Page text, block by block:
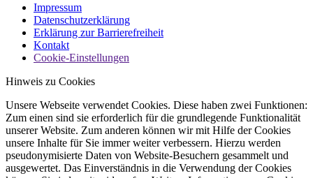
Impressum
Datenschutzerklärung
Erklärung zur Barrierefreiheit
Kontakt
Cookie-Einstellungen
Hinweis zu Cookies
Unsere Webseite verwendet Cookies. Diese haben zwei Funktionen:
Zum einen sind sie erforderlich für die grundlegende Funktionalität
unserer Website. Zum anderen können wir mit Hilfe der Cookies
unsere Inhalte für Sie immer weiter verbessern. Hierzu werden
pseudonymisierte Daten von Website-Besuchern gesammelt und
ausgewertet. Das Einverständnis in die Verwendung der Cookies